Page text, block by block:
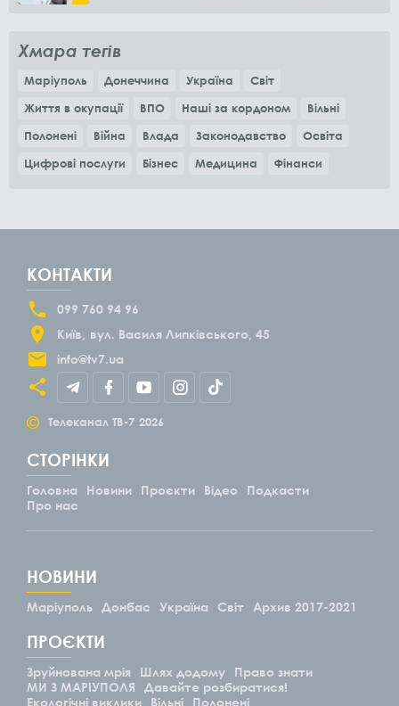
Хмара тегів
Маріуполь Донеччина Україна
Світ
Життя в окупації
ВПО Наші за кордоном
Вільні
Полонені
Війна Влада Законодавство
Освіта
Цифрові послуги
Бізнес Медицина Фінанси
КОНТАКТИ
099 760 94 96
Київ
вул. Василя Липківського, 45
info@tv7.ua
© Телеканал ТВ-7 2026
СТОРІНКИ
Головна Новини Проєкти Відео
Подкасти
Про нас
НОВИНИ
Маріуполь Донбас Україна Світ Архив 2017-2021
ПРОЄКТИ
Зруйнована мрія Шлях додому
Право знати
МИ З МАРІУПОЛЯ
Давайте розбиратися!
Екологічні виклики
Вільні Полонені